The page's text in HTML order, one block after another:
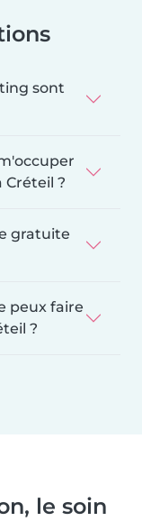
sont
Créteil ?
gratuite
peux faire
?
le soin